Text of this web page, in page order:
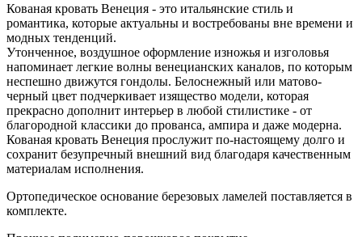
Кованая кровать Венеция - это итальянские стиль и
романтика, которые актуальны и востребованы вне времени и
модных тенденций.
Утонченное, воздушное оформление изножья и изголовья
напоминает легкие волны венецианских каналов, по которым
неспешно движутся гондолы. Белоснежный или матово-
черный цвет подчеркивает изящество модели, которая
прекрасно дополнит интерьер в любой стилистике - от
благородной классики до прованса, ампира и даже модерна.
Кованая кровать Венеция прослужит по-настоящему долго и
сохранит безупречный внешний вид благодаря качественным
материалам исполнения.
Ортопедическое основание березовых ламелей поставляется в
комплекте.